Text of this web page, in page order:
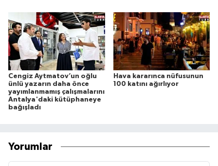
Cengiz Aytmatov’un oğlu
ünlü yazarın daha önce
yayımlanmamış çalışmalarını
Antalya'daki kütüphaneye
bağışladı
Hava kararınca nüfusunun
100 katını ağırlıyor
Yorumlar